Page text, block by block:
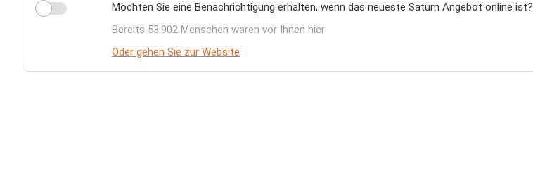
Möchten Sie eine Benachrichtigung erhalten, wenn das neueste Saturn Angebot online ist?
Bereits 53.902 Menschen waren vor Ihnen hier
Oder gehen Sie zur Website